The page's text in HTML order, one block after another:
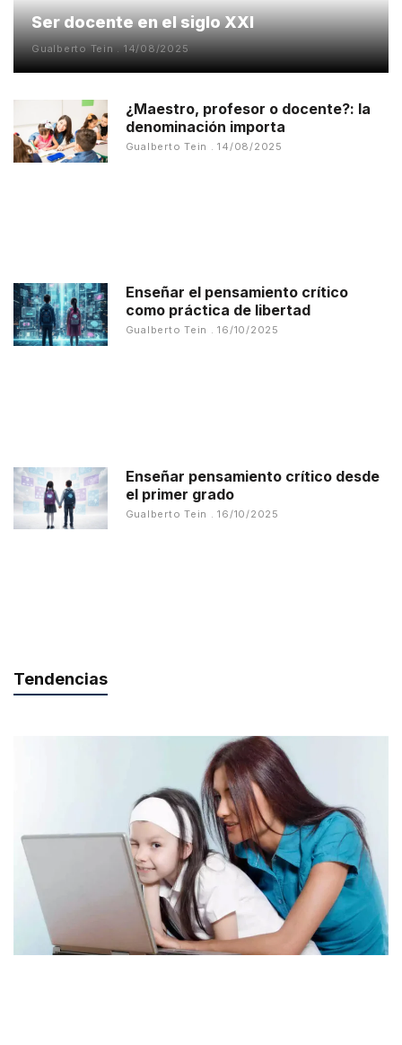
Ser docente en el siglo XXI
Gualberto Tein 14/08/2025
¿Maestro, profesor o docente?: la
denominación importa
Gualberto Tein 14/08/2025
Enseñar el pensamiento crítico
como práctica de libertad
Gualberto Tein 16/10/2025
Enseñar pensamiento crítico desde
el primer grado
Gualberto Tein 16/10/2025
Tendencias